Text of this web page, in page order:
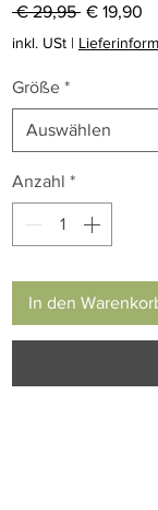
€ 29,95 € 19,90
inkl. USt |
Größe *
Auswählen
Anzahl *
In den